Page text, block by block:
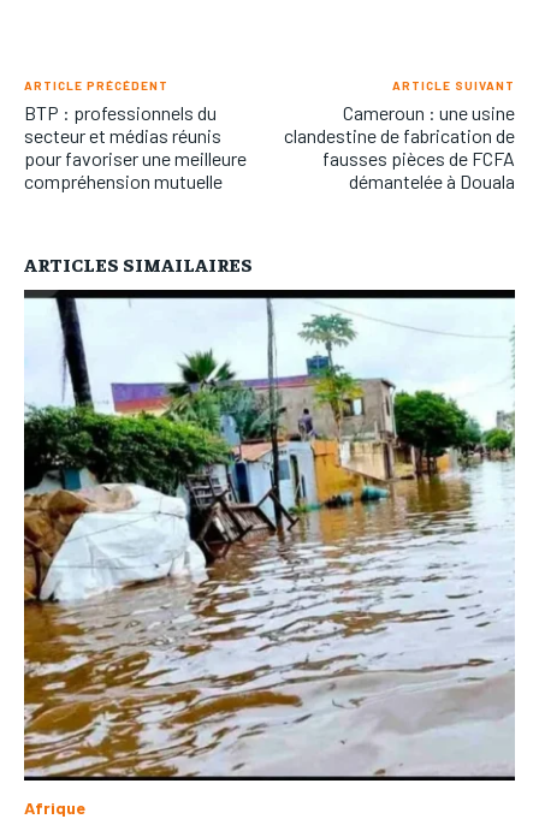
ARTICLE PRÉCÉDENT
BTP : professionnels du
secteur et médias réunis
pour favoriser une meilleure
compréhension mutuelle
ARTICLE SUIVANT
Cameroun : une usine
clandestine de fabrication de
fausses pièces de FCFA
démantelée à Douala
ARTICLES SIMAILAIRES
Afrique